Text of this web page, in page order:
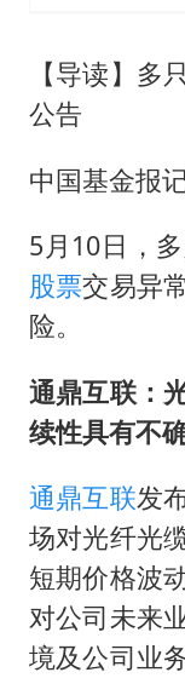
【导读】多
公告
中国基金报
5月10日，
股票交易异
险。
通鼎互联：
续性具有不
通鼎互联发
场对光纤光
短期价格波
对公司未来
境及公司业